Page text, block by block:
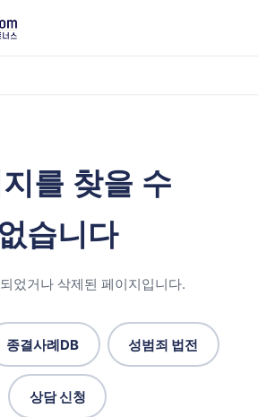
를 찾을 수
없습니다
었거나 삭제된 페이지입니다.
종결사례DB 성범죄 법전
상담 신청